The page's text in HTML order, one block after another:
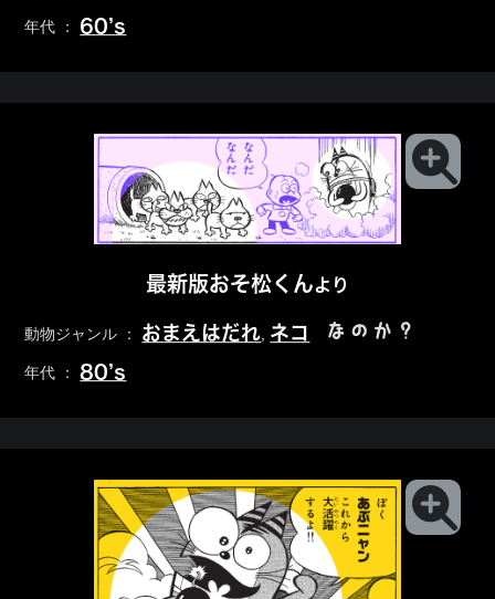
年代 ： 60’s
最新版おそ松くんより
動物ジャンル ： おまえはだれ, ネコ なのか？
年代 ： 80’s